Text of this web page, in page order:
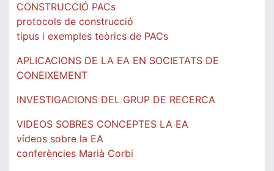
CONSTRUCCIÓ PACs
protocols de construcció
tipus i exemples teòrics de PACs
APLICACIONS DE LA EA EN SOCIETATS DE
CONEIXEMENT
INVESTIGACIONS DEL GRUP DE RECERCA
VIDEOS SOBRES CONCEPTES LA EA
vídeos sobre la EA
conferències Marià Corbi